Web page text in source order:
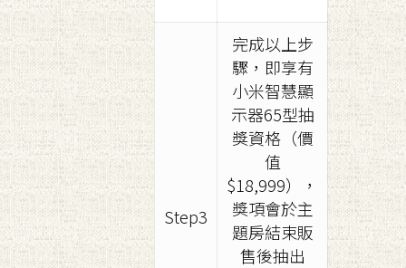
Step3
完成以上步
驟，即享有
小米智慧顯
示器65型抽
獎資格（價
值
$18,999），
獎項會於主
題房結束販
售後抽出